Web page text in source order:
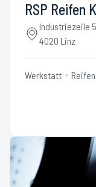
RSP Reifen
Industriezeile
4020 Linz
Werkstatt Reifen